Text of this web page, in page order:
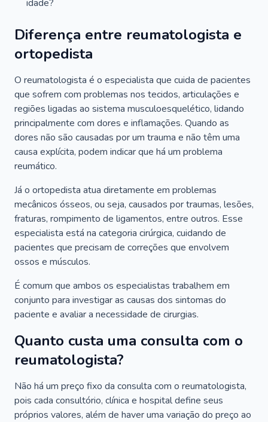
idade?
Diferença entre reumatologista e
ortopedista
O reumatologista é o especialista que cuida de pacientes
que sofrem com problemas nos tecidos, articulações e
regiões ligadas ao sistema musculoesquelético, lidando
principalmente com dores e inflamações. Quando as
dores não são causadas por um trauma e não têm uma
causa explícita, podem indicar que há um problema
reumático.
Já o ortopedista atua diretamente em problemas
mecânicos ósseos, ou seja, causados por traumas, lesões,
fraturas, rompimento de ligamentos, entre outros. Esse
especialista está na categoria cirúrgica, cuidando de
pacientes que precisam de correções que envolvem
ossos e músculos.
É comum que ambos os especialistas trabalhem em
conjunto para investigar as causas dos sintomas do
paciente e avaliar a necessidade de cirurgias.
Quanto custa uma consulta com o
reumatologista?
Não há um preço fixo da consulta com o reumatologista,
pois cada consultório, clínica e hospital define seus
próprios valores, além de haver uma variação do preço ao